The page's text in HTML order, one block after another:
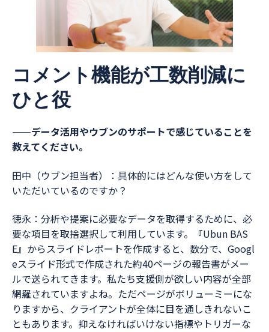
コメント機能が工数削減に
ひと役
――データ活用やウブンのサポートで感じていることを
教えてください。
田中（ウブン担当者）：具体的にはどんな使い方をして
いただいているのですか？
徳永：分析や提案に必要なデータを取得するために、必
要な項目を取捨選択して利用しています。『Ubun BAS
E』からスライドレポートを作成すると、数分で、Googl
eスライド形式で作成された約40ページの報告書がメー
ルで送られてきます。私たち支援側が欲しい内容が全部
網羅されていますよね。ただページがボリューミーにな
りますから、クライアントが全体に目を通しきれないこ
ともあります。抑えなければいけない指標やトリガーな